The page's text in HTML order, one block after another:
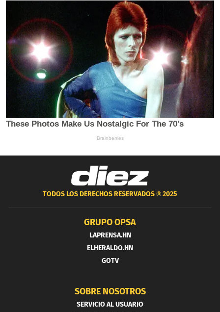
TODOS LOS DERECHOS RESERVADOS ®2025
GRUPO OPSA
LAPRENSA.HN
ELHERALDO.HN
GOTV
SOBRE NOSOTROS
SERVICIO AL USUARIO